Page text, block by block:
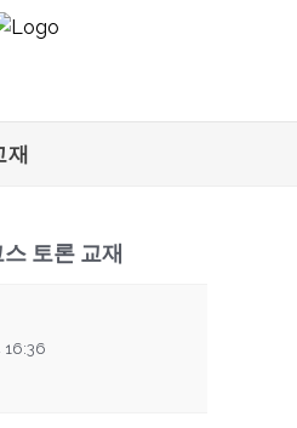
재
토론 교재